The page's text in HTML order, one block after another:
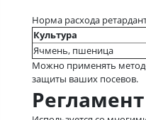
Норма расхода
Культура
Ячмень, пшеница
Можно применять
защиты ваших посевов.